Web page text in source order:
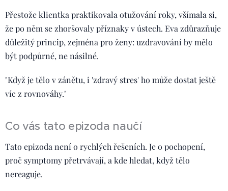
Přestože klientka praktikovala otužování roky, všímala si,
že po něm se zhoršovaly příznaky v ústech. Eva zdůrazňuje
důležitý princip, zejména pro ženy: uzdravování by mělo
být podpůrné, ne násilné.
"Když je tělo v zánětu, i 'zdravý stres' ho může dostat ještě
víc z rovnováhy."
Co vás tato epizoda naučí
Tato epizoda není o rychlých řešeních. Je o pochopení,
proč symptomy přetrvávají, a kde hledat, když tělo
nereaguje.